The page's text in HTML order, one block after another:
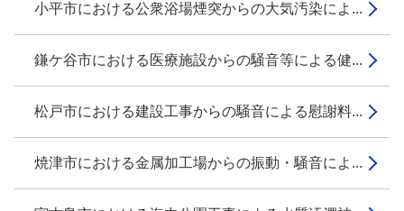
小平市における公衆浴場煙突からの大気汚染によ...
鎌ケ谷市における医療施設からの騒音等による健...
松戸市における建設工事からの騒音による慰謝料...
焼津市における金属加工場からの振動・騒音によ...